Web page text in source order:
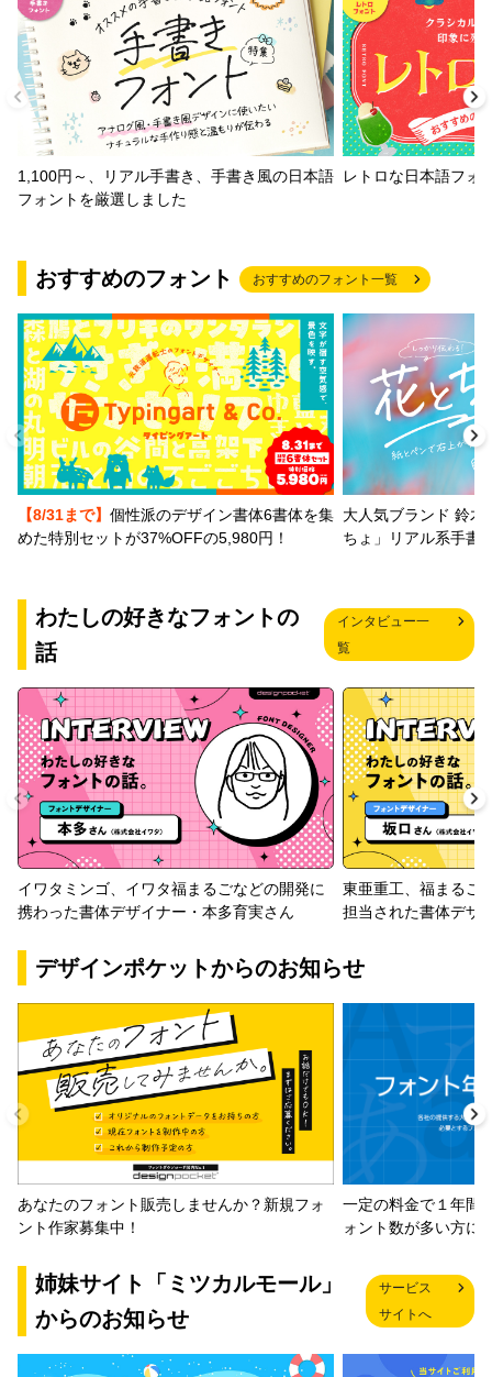
1,100円～、リアル手書き、手書き風の日本語
フォントを厳選しました
レトロな日本語フォ
おすすめのフォント おすすめのフォント一覧
【8/31まで】 個性派のデザイン書体6書体を集
めた特別セットが37%OFFの5,980円！
大人気ブランド 鈴木
ちょ」リアル系手書
わたしの好きなフォントの
話
インタビュー一
覧
イワタミンゴ、イワタ福まるごなどの開発に
携わった書体デザイナー・本多育実さん
東亜重工、福まるご
担当された書体デザ
デザインポケットからのお知らせ
あなたのフォント販売しませんか？新規フォ
ント作家募集中！
一定の料金で１年間
ォント数が多い方に
姉妹サイト「ミツカルモール」
からのお知らせ
サービス
サイトへ